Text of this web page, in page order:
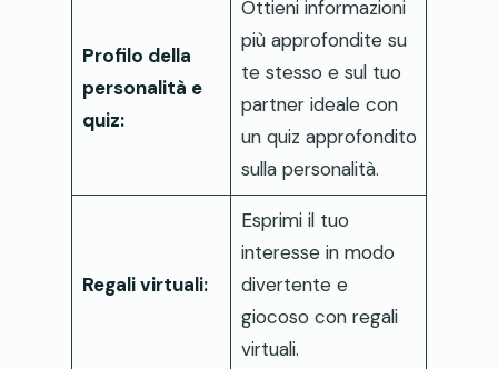
Profilo della
personalità e
quiz:
Ottieni informazioni
più approfondite su
te stesso e sul tuo
partner ideale con
un quiz approfondito
sulla personalità.
Regali virtuali:
Esprimi il tuo
interesse in modo
divertente e
giocoso con regali
virtuali.